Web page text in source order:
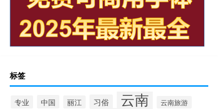
标签
专业 中国 丽江 习俗 云南 云南旅游